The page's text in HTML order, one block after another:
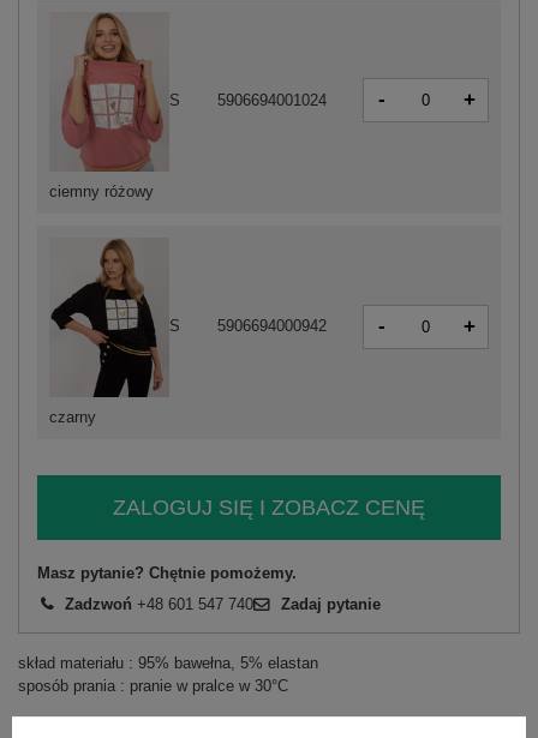
ciemny różowy
S 5906694001024 - +
czarny
S 5906694000942 - +
ZALOGUJ SIĘ I ZOBACZ CENĘ
Masz pytanie? Chętnie pomożemy.
Zadzwoń +48 601 547 740 Zadaj pytanie
skład materiału : 95% bawełna, 5% elastan
sposób prania : pranie w pralce w 30°C